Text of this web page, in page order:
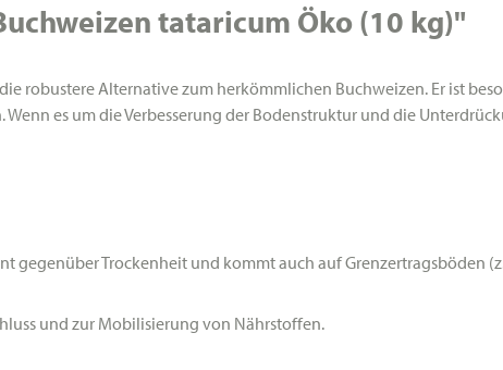
tataricum Öko (10 kg)"
robustere Alternative zum herkömmlichen Buchweizen. Er ist
es um die Verbesserung der Bodenstruktur und die
gegenüber Trockenheit und kommt auch auf Grenzertragsböden
und zur Mobilisierung von Nährstoffen.